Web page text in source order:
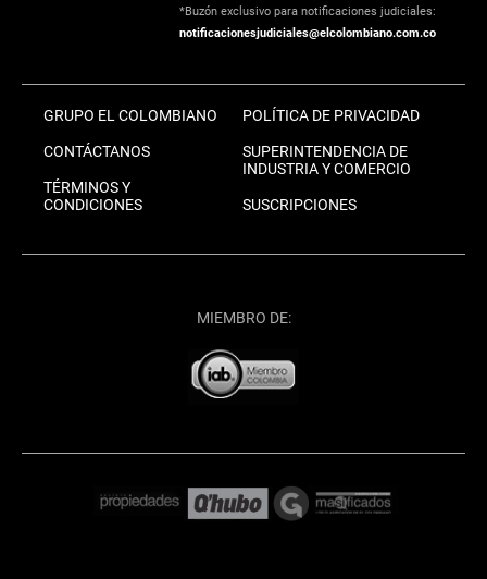
*Buzón exclusivo para notificaciones judiciales:
notificacionesjudiciales@elcolombiano.com.co
GRUPO EL COLOMBIANO
CONTÁCTANOS
TÉRMINOS Y
CONDICIONES
POLÍTICA DE PRIVACIDAD
SUPERINTENDENCIA DE
INDUSTRIA Y COMERCIO
SUSCRIPCIONES
MIEMBRO DE: